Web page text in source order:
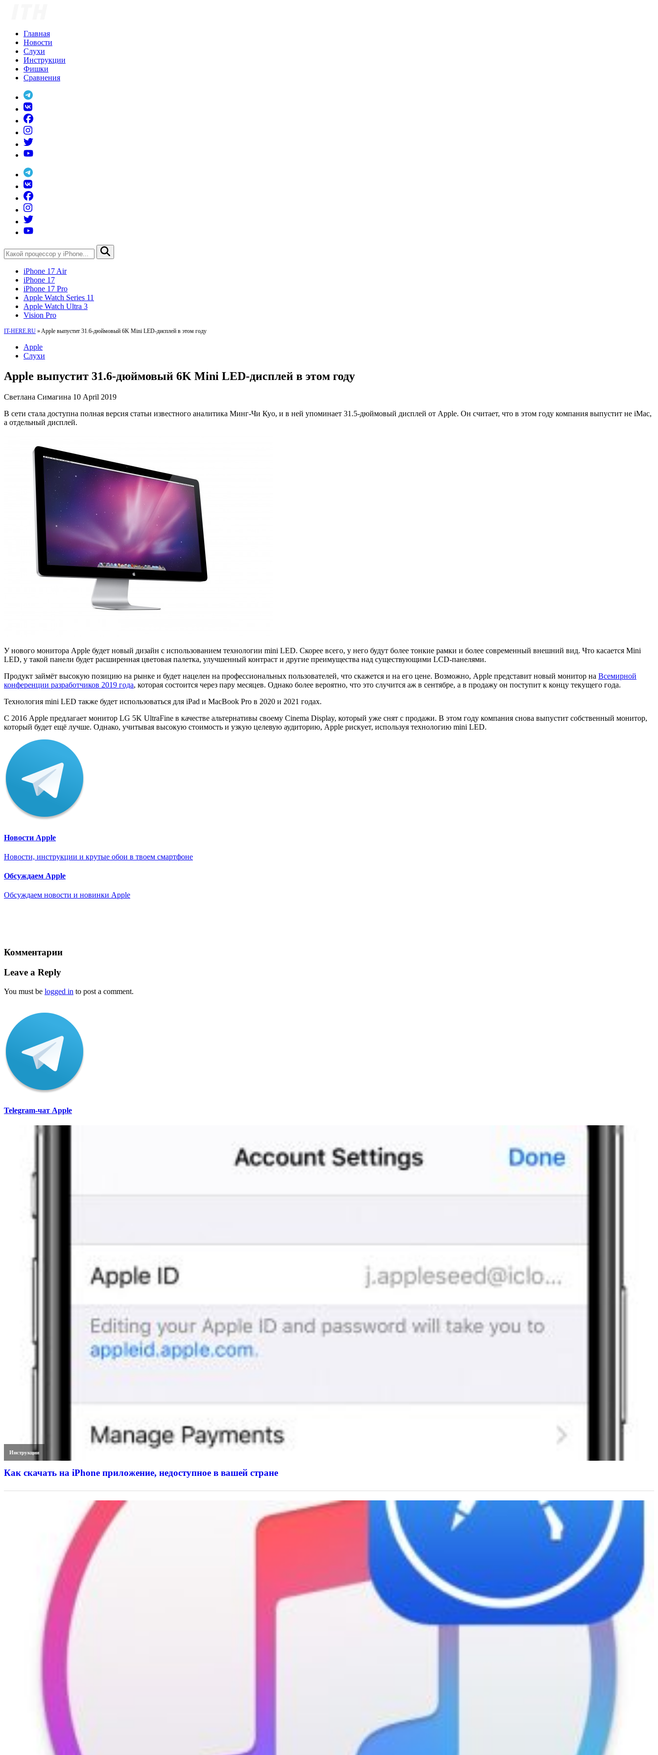
Главная
Новости
Слухи
Инструкции
Фишки
Сравнения
iPhone 17 Air
iPhone 17
iPhone 17 Pro
Apple Watch Series 11
Apple Watch Ultra 3
Vision Pro
IT-HERE.RU » Apple выпустит 31.6-дюймовый 6K Mini LED-дисплей в этом году
Apple
Слухи
Apple выпустит 31.6-дюймовый 6K Mini LED-дисплей в этом году
Светлана Симагина 10 April 2019
В сети стала доступна полная версия статьи известного аналитика Минг-Чи Куо, и в ней упоминает 31.5-дюймовый дисплей от Apple. Он считает, что в этом году компания выпустит не iMac,
а отдельный дисплей.
У нового монитора Apple будет новый дизайн с использованием технологии mini LED. Скорее всего, у него будут более тонкие рамки и более современный внешний вид. Что касается Mini
LED, у такой панели будет расширенная цветовая палетка, улучшенный контраст и другие преимущества над существующими LCD-панелями.
Продукт займёт высокую позицию на рынке и будет нацелен на профессиональных пользователей, что скажется и на его цене. Возможно, Apple представит новый монитор на Всемирной
конференции разработчиков 2019 года, которая состоится через пару месяцев. Однако более вероятно, что это случится аж в сентябре, а в продажу он поступит к концу текущего года.
Технология mini LED также будет использоваться для iPad и MacBook Pro в 2020 и 2021 годах.
С 2016 Apple предлагает монитор LG 5K UltraFine в качестве альтернативы своему Cinema Display, который уже снят с продажи. В этом году компания снова выпустит собственный монитор,
который будет ещё лучше. Однако, учитывая высокую стоимость и узкую целевую аудиторию, Apple рискует, используя технологию mini LED.
Новости Apple
Новости, инструкции и крутые обои в твоем смартфоне
Обсуждаем Apple
Обсуждаем новости и новинки Apple
Комментарии
Leave a Reply
You must be logged in to post a comment.
Telegram-чат Apple
Инструкции
Как скачать на iPhone приложение, недоступное в вашей стране